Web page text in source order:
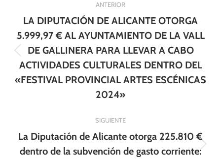
entre
publicaciones
ANTERIOR
Publicación
anterior:
LA DIPUTACIÓN DE ALICANTE OTORGA
5.999,97 € AL AYUNTAMIENTO DE LA VALL
DE GALLINERA PARA LLEVAR A CABO
ACTIVIDADES CULTURALES DENTRO DEL
«FESTIVAL PROVINCIAL ARTES ESCÉNICAS
2024»
SIGUIENTE
Publicación
La Diputación de Alicante otorga 225.810 €
dentro de la subvención de gasto corriente: